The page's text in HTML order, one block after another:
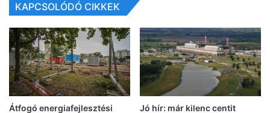
KAPCSOLÓDÓ CIKKEK
Átfogó energiafejlesztési
Jó hír: már kilenc centit